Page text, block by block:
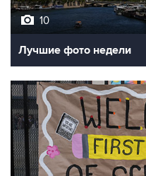
10
Лучшие фото недели